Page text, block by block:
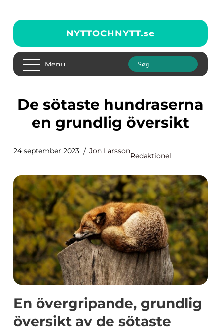
NYTTOCHNYTT.se
Menu
De sötaste hundraserna
en grundlig översikt
24 september 2023 Jon Larsson
Redaktionel
En övergripande, grundlig
översikt av de sötaste